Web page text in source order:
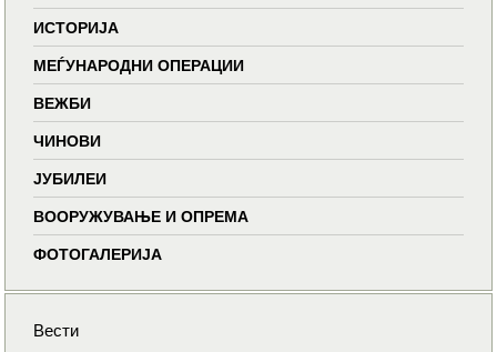
ИСТОРИЈА
МЕЃУНАРОДНИ ОПЕРАЦИИ
ВЕЖБИ
ЧИНОВИ
ЈУБИЛЕИ
ВООРУЖУВАЊЕ И ОПРЕМА
ФОТОГАЛЕРИЈА
Вести